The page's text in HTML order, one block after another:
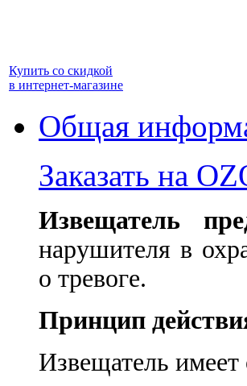
Купить со скидкой
в интернет-магазине
Общая
Заказать на
Извещатель
нарушителя в
о тревоге.
Принцип
Извещатель